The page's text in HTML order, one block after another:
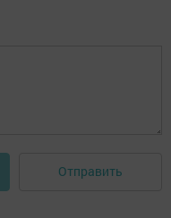
Отправить